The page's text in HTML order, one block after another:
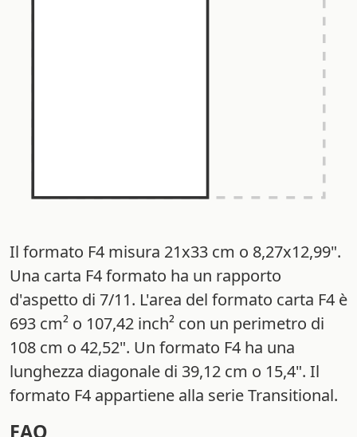
Il formato F4 misura 21x33 cm o 8,27x12,99".
Una carta F4 formato ha un rapporto
d'aspetto di 7/11. L'area del formato carta F4 è
693 cm² o 107,42 inch² con un perimetro di
108 cm o 42,52". Un formato F4 ha una
lunghezza diagonale di 39,12 cm o 15,4". Il
formato F4 appartiene alla serie Transitional.
FAQ